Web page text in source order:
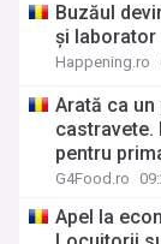
Buzăul
și laborator
Happening.ro
Arată ca un
castravete.
pentru
G4Food.ro
Apel la